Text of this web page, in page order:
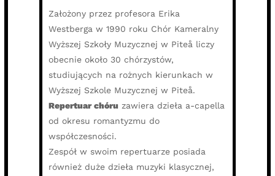
Założony przez profesora Erika
Westberga w 1990 roku Chór Kameralny
Wyższej Szkoły Muzycznej w Piteå liczy
obecnie około 30 chórzystów,
studiujących na rożnych kierunkach w
Wyższej Szkole Muzycznej w Piteå.
Repertuar chóru zawiera dzieła a-capella
od okresu romantyzmu do
współczesności.
Zespół w swoim repertuarze posiada
również duże dzieła muzyki klasycznej,